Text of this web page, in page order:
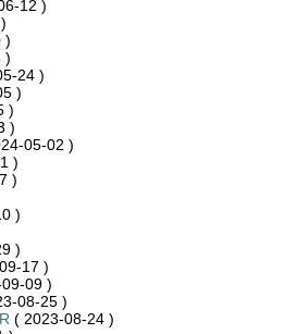
12 )
)
)
24 )
)
)
)
05-02 )
)
)
)
)
17 )
09 )
08-25 )
( 2023-08-24 )